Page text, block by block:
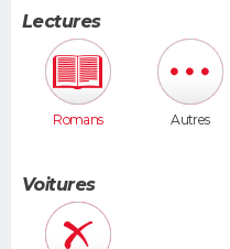
Lectures
Romans Autres
Voitures